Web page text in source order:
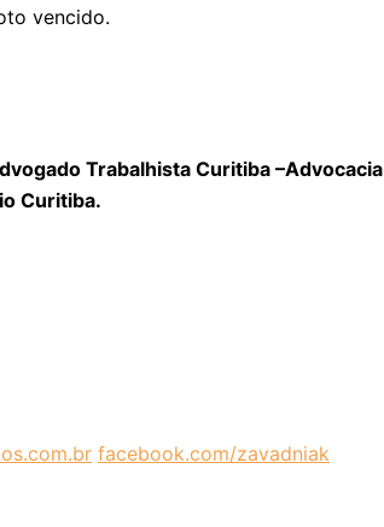
vencido.
Trabalhista Curitiba –Advocacia
Curitiba.
facebook.com/zavadniak